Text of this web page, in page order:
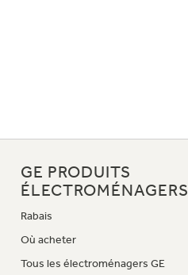
GE PRODUITS
ÉLECTROMÉNAGERS
Rabais
Où acheter
Tous les électroménagers GE